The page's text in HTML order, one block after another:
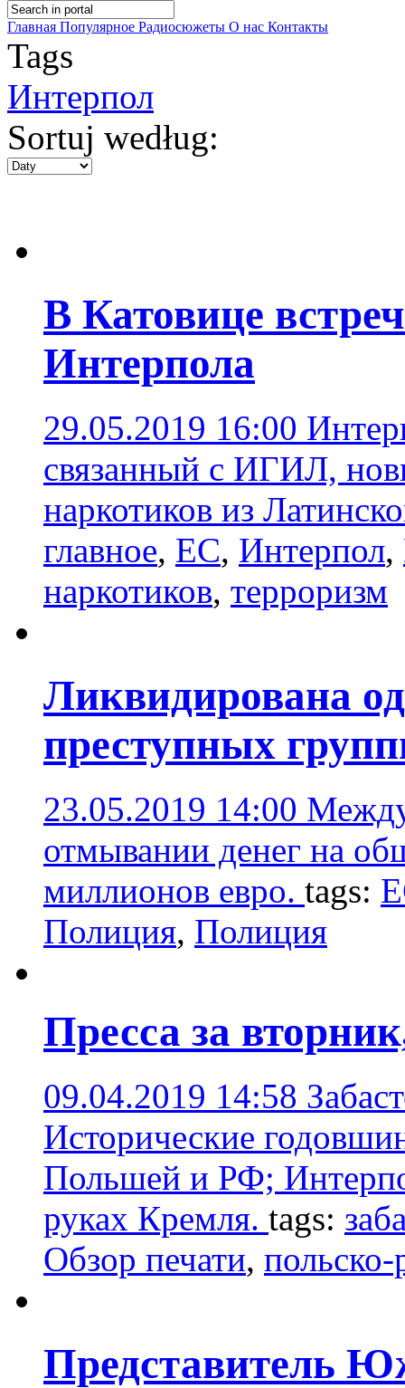
Главная Популярное Радиосюжеты О нас Контакты
Tags
Интерпол
Sortuj według:
В Катовице
Интерпола
29.05.2019 16:00
связанный с ИГИЛ,
наркотиков из
главное, ЕС, Интерпол,
наркотиков, терроризм
Ликвидирована
преступных
23.05.2019 14:00
отмывании денег на
миллионов евро. tags:
Полиция, Полиция
Пресса за
09.04.2019 14:58
Исторические
Польшей и РФ;
руках Кремля. tags:
Обзор печати,
Представитель